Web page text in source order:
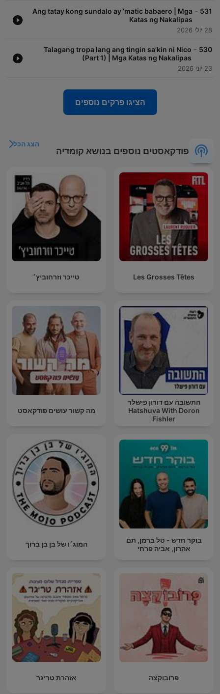
531
-
Ang tatay kong sundalo ay ’matic babaero | Mga
Katas ng Nakalipas
28 יולי 2026
530
-
Talagang tropa lang ang tingin sa’kin ni Nico
(Part 1) | Mga Katas ng Nakalipas
23 יוני 2026
הציגו פרקים נוספים
פודקאסטים נוספים בנושא קומדיה
הצג הכל
Les Grosses Têtes טייכר וזרחוביץ׳
התשובה עם דורון פישלר
Hatshuva With Doron
Fishler
מה קשור עושים פודקאסט
בוקר חדש - טל ברמן, תם
אהרון, אביה פרחי
המוג׳ו של בן בן ברוך
פרובוקצה אזהרת טריגר